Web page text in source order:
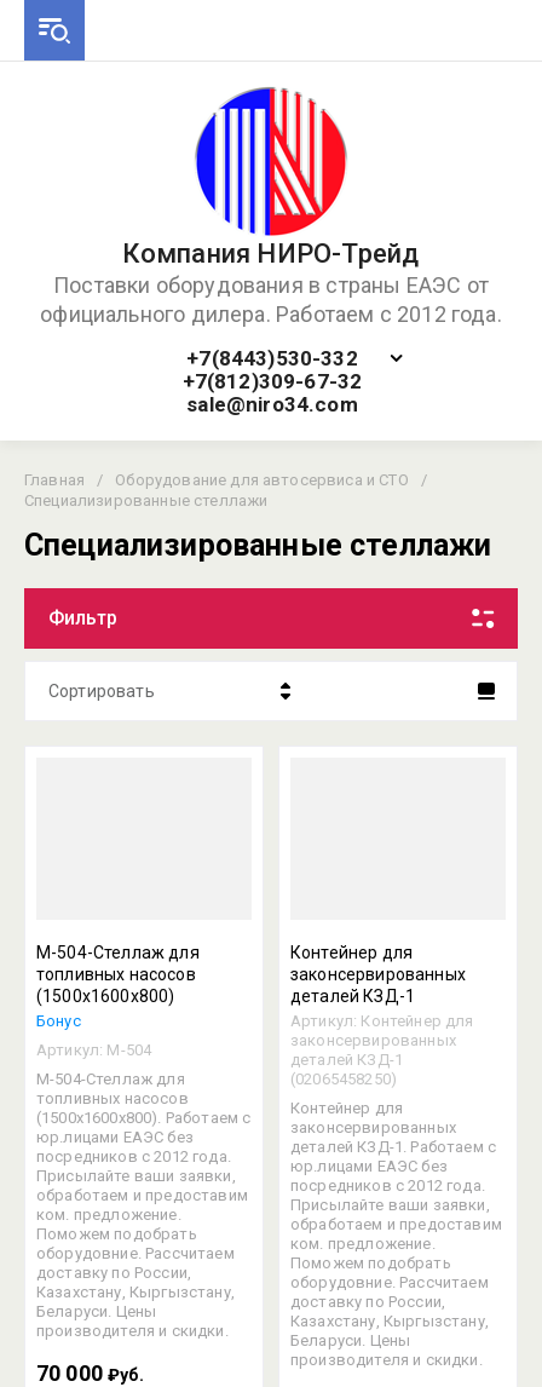
Компания НИРО-Трейд
Поставки оборудования в страны ЕАЭС от
официального дилера. Работаем с 2012 года.
+7(8443)530-332
+7(812)309-67-32
sale@niro34.com
Главная / Оборудование для автосервиса и СТО
/
Специализированные стеллажи
Специализированные стеллажи
Фильтр
Сортировать
М-504-Стеллаж для
топливных насосов
(1500х1600х800)
Бонус
Артикул: М-504
М-504-Стеллаж для
топливных насосов
(1500х1600х800). Работаем с
юр.лицами ЕАЭС без
посредников с 2012 года.
Присылайте ваши заявки,
обработаем и предоставим
ком. предложение.
Поможем подобрать
оборудовние. Рассчитаем
доставку по России,
Казахстану, Кыргызстану,
Беларуси. Цены
производителя и скидки.
70 000 ₽уб.
Контейнер для
законсервированных
деталей КЗД-1
Артикул: Контейнер для
законсервированных
деталей КЗД-1
(02065458250)
Контейнер для
законсервированных
деталей КЗД-1. Работаем с
юр.лицами ЕАЭС без
посредников с 2012 года.
Присылайте ваши заявки,
обработаем и предоставим
ком. предложение.
Поможем подобрать
оборудовние. Рассчитаем
доставку по России,
Казахстану, Кыргызстану,
Беларуси. Цены
производителя и скидки.